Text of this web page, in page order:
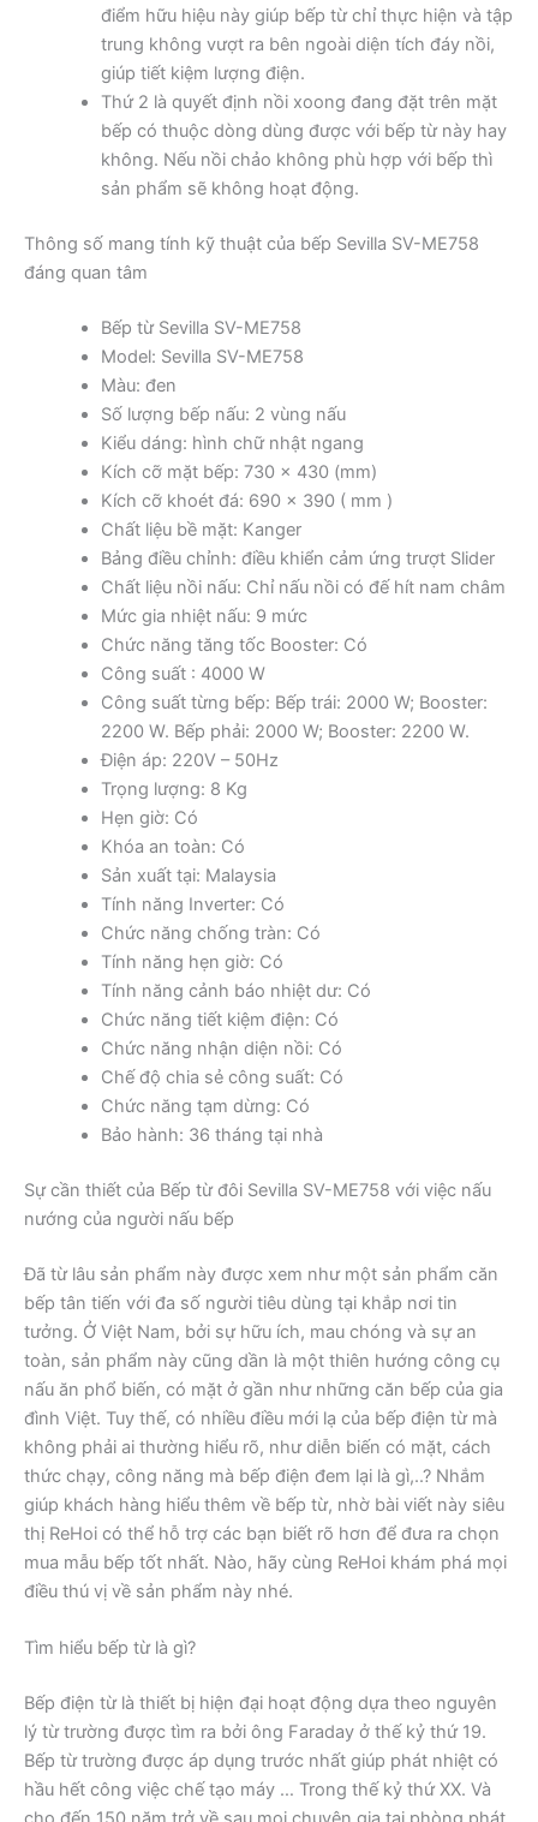
điểm hữu hiệu này giúp bếp từ chỉ thực hiện và tập
trung không vượt ra bên ngoài diện tích đáy nồi,
giúp tiết kiệm lượng điện.
Thứ 2 là quyết định nồi xoong đang đặt trên mặt
bếp có thuộc dòng dùng được với bếp từ này hay
không. Nếu nồi chảo không phù hợp với bếp thì
sản phẩm sẽ không hoạt động.
Thông số mang tính kỹ thuật của bếp Sevilla SV-ME758
đáng quan tâm
Bếp từ Sevilla SV-ME758
Model: Sevilla SV-ME758
Màu: đen
Số lượng bếp nấu: 2 vùng nấu
Kiểu dáng: hình chữ nhật ngang
Kích cỡ mặt bếp: 730 x 430 (mm)
Kích cỡ khoét đá: 690 x 390 ( mm )
Chất liệu bề mặt: Kanger
Bảng điều chỉnh: điều khiển cảm ứng trượt Slider
Chất liệu nồi nấu: Chỉ nấu nồi có đế hít nam châm
Mức gia nhiệt nấu: 9 mức
Chức năng tăng tốc Booster: Có
Công suất : 4000 W
Công suất từng bếp: Bếp trái: 2000 W; Booster:
2200 W. Bếp phải: 2000 W; Booster: 2200 W.
Điện áp: 220V – 50Hz
Trọng lượng: 8 Kg
Hẹn giờ: Có
Khóa an toàn: Có
Sản xuất tại: Malaysia
Tính năng Inverter: Có
Chức năng chống tràn: Có
Tính năng hẹn giờ: Có
Tính năng cảnh báo nhiệt dư: Có
Chức năng tiết kiệm điện: Có
Chức năng nhận diện nồi: Có
Chế độ chia sẻ công suất: Có
Chức năng tạm dừng: Có
Bảo hành: 36 tháng tại nhà
Sự cần thiết của Bếp từ đôi Sevilla SV-ME758 với việc nấu
nướng của người nấu bếp
Đã từ lâu sản phẩm này được xem như một sản phẩm căn
bếp tân tiến với đa số người tiêu dùng tại khắp nơi tin
tưởng. Ở Việt Nam, bởi sự hữu ích, mau chóng và sự an
toàn, sản phẩm này cũng dần là một thiên hướng công cụ
nấu ăn phổ biến, có mặt ở gần như những căn bếp của gia
đình Việt. Tuy thế, có nhiều điều mới lạ của bếp điện từ mà
không phải ai thường hiểu rõ, như diễn biến có mặt, cách
thức chạy, công năng mà bếp điện đem lại là gì,..? Nhắm
giúp khách hàng hiểu thêm về bếp từ, nhờ bài viết này siêu
thị ReHoi có thể hỗ trợ các bạn biết rõ hơn để đưa ra chọn
mua mẫu bếp tốt nhất. Nào, hãy cùng ReHoi khám phá mọi
điều thú vị về sản phẩm này nhé.
Tìm hiểu bếp từ là gì?
Bếp điện từ là thiết bị hiện đại hoạt động dựa theo nguyên
lý từ trường được tìm ra bởi ông Faraday ở thế kỷ thứ 19.
Bếp từ trường được áp dụng trước nhất giúp phát nhiệt có
hầu hết công việc chế tạo máy … Trong thế kỷ thứ XX. Và